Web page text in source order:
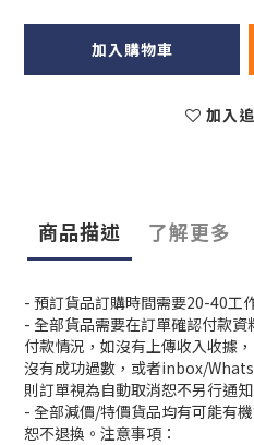
加入購物車
加入
商品描述 了解更多
- 預訂貨品訂購時間需要20-40工
- 全部貨品需要在訂單確認付款
付款情況，如沒有上傳收入收據，
沒有成功過數，或者inbox/
則訂單視為自動取消恕不另行通知
- 全部減價/特價貨品均有可能有
恕不退換。注意事項：